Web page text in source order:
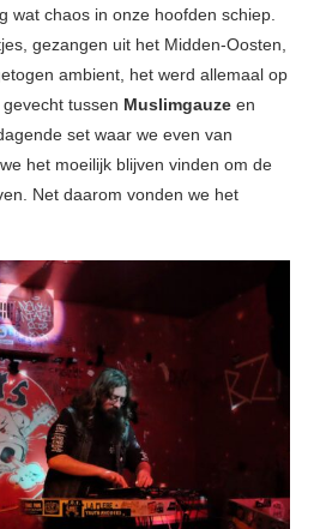
wat chaos in onze hoofden schiep.
gezangen uit het Midden-Oosten,
ambient, het werd allemaal op
tussen Muslimgauze en
set waar we even van
het moeilijk blijven vinden om de
Net daarom vonden we het